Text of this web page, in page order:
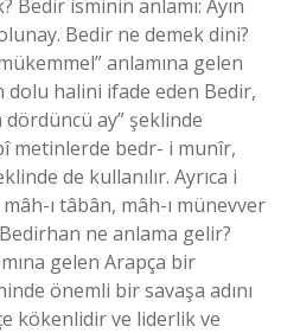
Bedir isminin anlamı: Ayın
Bedir ne demek dini?
anlamına gelen
dolu halini ifade eden Bedir,
ay” şeklinde
metinlerde bedr- i munîr,
de kullanılır. Ayrıca i
ı tâbân, mâh-ı münevver
ne anlama gelir?
gelen Arapça bir
önemli bir savaşa adını
kökenlidir ve liderlik ve